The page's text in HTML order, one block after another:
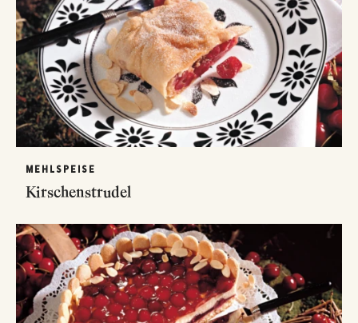
MEHLSPEISE
Kirschenstrudel